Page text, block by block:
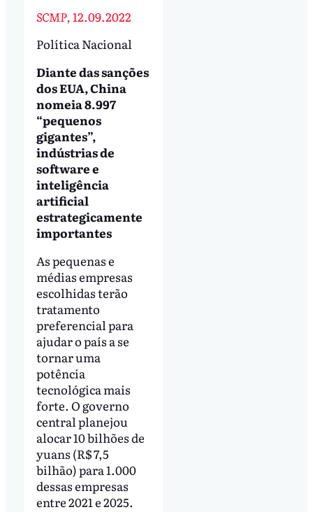
SCMP, 12.09.2022
Política Nacional
Diante das sanções
dos EUA, China
nomeia 8.997
“pequenos
gigantes”,
indústrias de
software e
inteligência
artificial
estrategicamente
importantes
As pequenas e
médias empresas
escolhidas terão
tratamento
preferencial para
ajudar o país a se
tornar uma
potência
tecnológica mais
forte. O governo
central planejou
alocar 10 bilhões de
yuans (R$ 7,5
bilhão) para 1.000
dessas empresas
entre 2021 e 2025.